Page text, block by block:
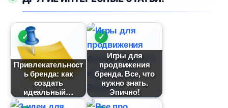
Привлекательност
ь бренда: как
создать
идеальный
Игры для
продвижения
ренда. Все, что
нужно знать.
Эпично!